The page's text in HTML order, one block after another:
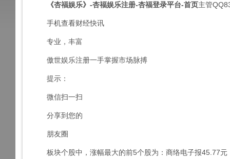
《杏福娱乐》-杏福娱乐注册-杏福登录平台-首页主管
手机查看财经快讯
专业，丰富
傲世娱乐注册一手掌握市场脉搏
提示：
微信扫一扫
分享到您的
朋友圈
板块个股中，涨幅最大的前5个股为：商络电子报45.77元